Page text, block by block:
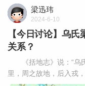
梁迅玮
2024-6-10
【今日讨论】乌
关系？
《括地志》说：“乌
里，周之故地，后入戎